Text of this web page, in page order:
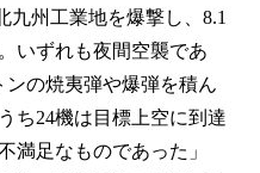
九州工業地を爆撃し、8.1
いずれも夜間空襲であ
ンの焼夷弾や爆弾を積ん
ち24機は目標上空に到達
満足なものであった」